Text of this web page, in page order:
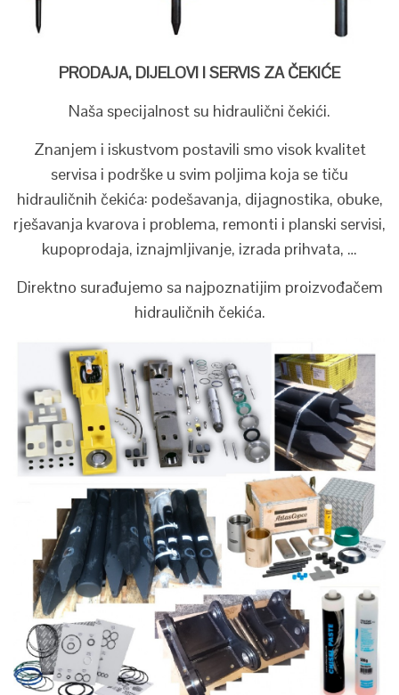
PRODAJA, DIJELOVI I SERVIS ZA ČEKIĆE
Naša specijalnost su hidraulični čekići.
Znanjem i iskustvom postavili smo visok kvalitet
servisa i podrške u svim poljima koja se tiču
hidrauličnih čekića: podešavanja, dijagnostika, obuke,
rješavanja kvarova i problema, remonti i planski servisi,
kupoprodaja, iznajmljivanje, izrada prihvata, …
Direktno surađujemo sa najpoznatijim proizvođačem
hidrauličnih čekića.